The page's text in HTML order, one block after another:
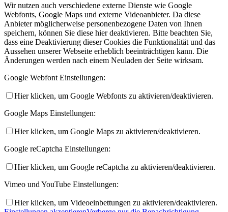
Wir nutzen auch verschiedene externe Dienste wie Google
Webfonts, Google Maps und externe Videoanbieter. Da diese
Anbieter möglicherweise personenbezogene Daten von Ihnen
speichern, können Sie diese hier deaktivieren. Bitte beachten Sie,
dass eine Deaktivierung dieser Cookies die Funktionalität und das
Aussehen unserer Webseite erheblich beeinträchtigen kann. Die
Änderungen werden nach einem Neuladen der Seite wirksam.
Google Webfont Einstellungen:
Hier klicken, um Google Webfonts zu aktivieren/deaktivieren.
Google Maps Einstellungen:
Hier klicken, um Google Maps zu aktivieren/deaktivieren.
Google reCaptcha Einstellungen:
Hier klicken, um Google reCaptcha zu aktivieren/deaktivieren.
Vimeo und YouTube Einstellungen:
Hier klicken, um Videoeinbettungen zu aktivieren/deaktivieren.